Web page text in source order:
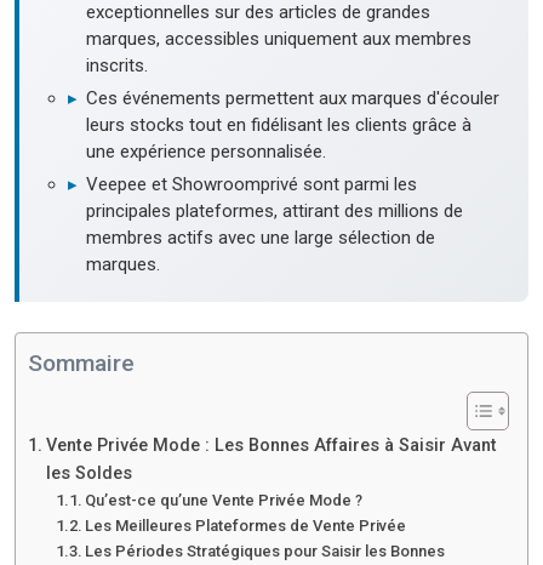
exceptionnelles sur des articles de grandes
marques, accessibles uniquement aux membres
inscrits.
▸ Ces événements permettent aux marques d'écouler
leurs stocks tout en fidélisant les clients grâce à
une expérience personnalisée.
▸ Veepee et Showroomprivé sont parmi les
principales plateformes, attirant des millions de
membres actifs avec une large sélection de
marques.
Sommaire
Vente Privée Mode : Les Bonnes Affaires à Saisir Avant
les Soldes
Qu’est-ce qu’une Vente Privée Mode ?
Les Meilleures Plateformes de Vente Privée
Les Périodes Stratégiques pour Saisir les Bonnes